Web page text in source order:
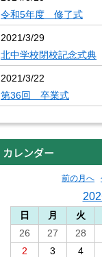
令和5年度 修了式
2021/3/29
北中学校閉校記念式典
2021/3/22
第36回 卒業式
カレンダー
前の月へ
日 月 火
26
27 28
2
3 4